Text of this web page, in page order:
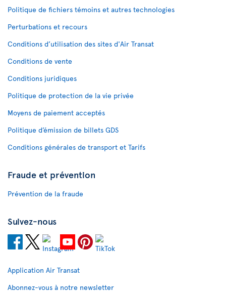
Politique de fichiers témoins et autres technologies
Perturbations et recours
Conditions d’utilisation des sites d'Air Transat
Conditions de vente
Conditions juridiques
Politique de protection de la vie privée
Moyens de paiement acceptés
Politique d’émission de billets GDS
Conditions générales de transport et Tarifs
Fraude et prévention
Prévention de la fraude
Suivez-nous
Application Air Transat
Abonnez-vous à notre newsletter